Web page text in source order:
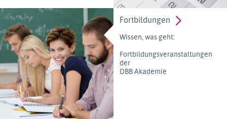
Fortbildungen
Wissen, was geht:
Fortbildungsveranstaltungen
der
DBB Akademie